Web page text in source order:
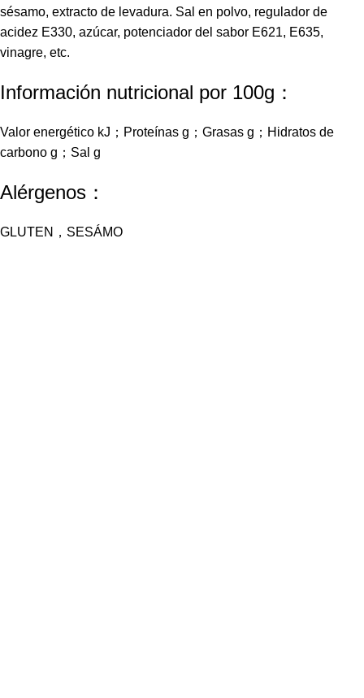
sésamo, extracto de levadura. Sal en polvo, regulador de
acidez E330, azúcar, potenciador del sabor E621, E635,
vinagre, etc.
Información nutricional por 100g：
Valor energético kJ；Proteínas g；Grasas g；Hidratos de
carbono g；Sal g
Alérgenos：
GLUTEN，SESÁMO